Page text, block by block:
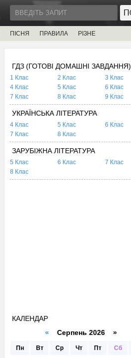
ПІСНЯ ПРАВИЛА РІЗНЕ
ГДЗ (ГОТОВІ ДОМАШНІ ЗАВДАННЯ)
1 Клас 2 Клас
3 Клас
4 Клас
5 Клас
6 Клас
7 Клас
8 Клас 9 Клас
УКРАЇНСЬКА ЛІТЕРАТУРА
4 Клас 5 Клас
6 Клас
7 Клас
8 Клас
ЗАРУБІЖНА ЛІТЕРАТУРА
5 Клас 6 Клас
7 Клас
8 Клас
КАЛЕНДАР
« Серпень 2026 »
Пн Вт Ср Чт Пт Сб